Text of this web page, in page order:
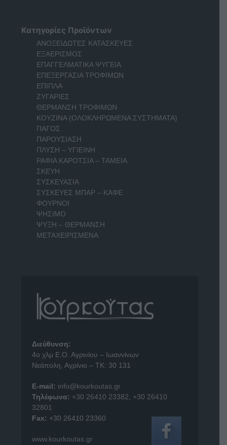
Κατηγορίες Προϊόντων
ΑΝΟΞΕΙΔΩΤΕΣ ΚΑΤΑΣΚΕΥΕΣ
ΕΞΑΕΡΙΣΜΟΣ
ΕΠΑΓΓΕΛΜΑΤΙΚΑ ΨΥΓΕΙΑ
ΕΠΕΞΕΡΓΑΣΙΑ ΤΡΟΦΙΜΩΝ
ΕΠΙΠΛΑ
ΖΥΓΑΡΙΕΣ
ΘΕΡΜΑΝΣΗ ΤΡΟΦΙΜΩΝ
ΚΟΥΖΙΝΑ (ΟΛΟΚΛΗΡΩΜΕΝΑ ΣΥΣΤΗΜΑΤΑ)
ΠΑΓΟΣ
ΠΑΡΟΥΣΙΑΣΗ
ΠΛΥΣΗ – ΥΓΙΕΙΝΗ
ΡΑΦΙΑ ΚΑΡΟΤΣΙΑ – ΤΑΜΕΙΑ
ΣΚΕΥΗ
ΣΥΣΚΕΥΑΣΙΑ
ΣΥΣΚΕΥΕΣ ΜΠΑΡ – ΚΑΦΕ
ΦΟΥΡΝΟΙ
ΨΗΣΙΜΟ
ΨΥΞΗ – ΘΕΡΜΑΝΣΗ
ΜΕΤΑΧΕΙΡΙΣΜΕΝΑ
Διεύθυνση:
4o χλμ Ε.Ο. Αγρινίου – Ιωαννίνων
Νεάπολη, Αγρίνιο – ΤΚ: 30 131
E-mail: info@kourkoutas.gr
Τηλέφωνα: +30 26410 23382
+30 26410
32801
Fax: +30 26410 23360
www.kourkoutas.gr